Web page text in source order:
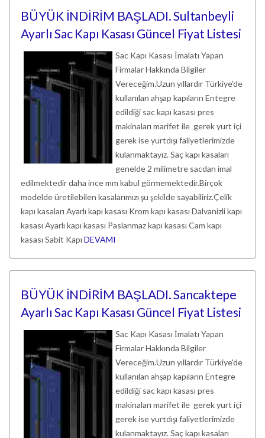
BÜYÜK İNDİRİM BAŞLADI. Sultanbeyli
Ayarlı Sac Kapı Kasası Güncel Fiyat Listesi
Sac Kapı Kasası İmalatı Yapan
Firmalar Hakkında Bilgiler
Vereceğim.Uzun yıllardır Türkiye'de
kullanılan ahşap kapıların Entegre
edildiği sac kapı kasası pres
makinaları marifet ile gerek yurt içi
gerek ise yurtdışı faliyetlerimizde
kulanmaktayız. Saç kapı kasaları
genelde 2 milimetre sacdan imal
edilmektedir daha ince mm kabul görmemektedir.Birçok
modelde üretilebilen kasalarımızı şu şekilde sayabiliriz.Çelik
kapı kasaları Ayarlı kapı kasası Krom kapı kasası Dalvanizli kapı
kasası Ayarlı kapı kasası Paslanmaz kapı kasası Cam kapı
kasası Sabit Kapı DEVAMI
BÜYÜK İNDİRİM BAŞLADI. Sancaktepe
Ayarlı Sac Kapı Kasası Güncel Fiyat Listesi
Sac Kapı Kasası İmalatı Yapan
Firmalar Hakkında Bilgiler
Vereceğim.Uzun yıllardır Türkiye'de
kullanılan ahşap kapıların Entegre
edildiği sac kapı kasası pres
makinaları marifet ile gerek yurt içi
gerek ise yurtdışı faliyetlerimizde
kulanmaktayız. Saç kapı kasaları